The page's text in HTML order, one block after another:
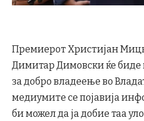
Премиерот Христијан
Димитар Димовски ќе биде
за добро владеење во
медиумите се појавија
би можел да ја добие таа